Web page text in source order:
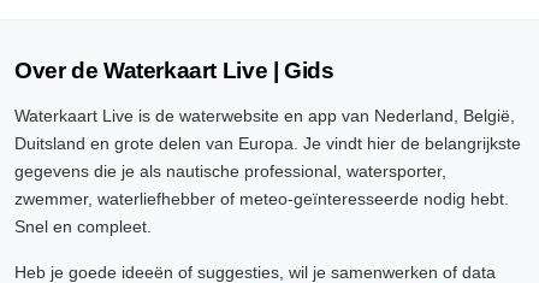
Over de Waterkaart Live | Gids
Waterkaart Live is de waterwebsite en app van Nederland, België,
Duitsland en grote delen van Europa. Je vindt hier de belangrijkste
gegevens die je als nautische professional, watersporter,
zwemmer, waterliefhebber of meteo-geïnteresseerde nodig hebt.
Snel en compleet.
Heb je goede ideeën of suggesties, wil je samenwerken of data